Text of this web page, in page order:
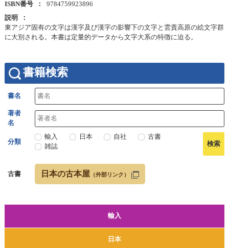
輸入
日本
ISBN番号
9784759923896
説明
東アジア固有の文字は漢字及び漢字の影響下の文字と雲貴高原の絵文字群
に大別される。本書は定量的データから文字大系の特徴に迫る。
書籍検索
書名
著者
名
分類
輸入 日本 自社
古書
雑誌
古書 日本の古本屋 （外部リンク）